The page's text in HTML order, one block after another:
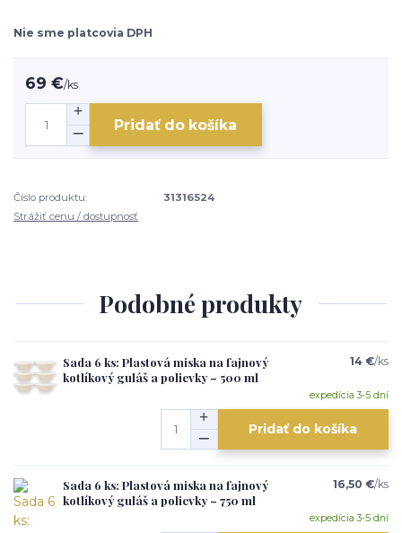
Nie sme platcovia DPH
69 €/ks
Pridať do košíka
Číslo produktu:
31316524
Strážiť cenu / dostupnosť
Podobné produkty
Sada 6 ks: Plastová miska na fajnový
kotlíkový guláš a polievky – 500 ml
14 €/ks
expedícia 3-5 dní
Pridať do košíka
Sada 6 ks: Plastová miska na fajnový
kotlíkový guláš a polievky – 750 ml
16,50 €/ks
expedícia 3-5 dní